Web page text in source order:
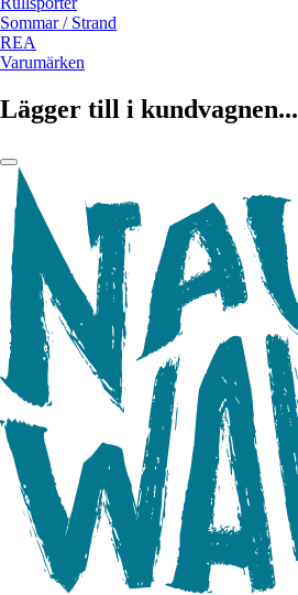
Sommar / Strand
REA
Varumärken
Lägger till i kundvagnen...